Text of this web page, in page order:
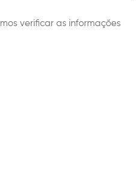
verificar as informações